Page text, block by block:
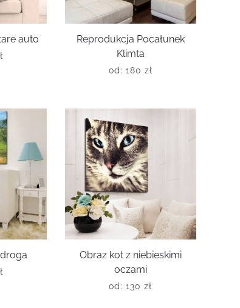
auto
Reprodukcja Pocałunek
Klimta
od: 180 zł
Obraz kot z niebieskimi
oczami
od:130zł